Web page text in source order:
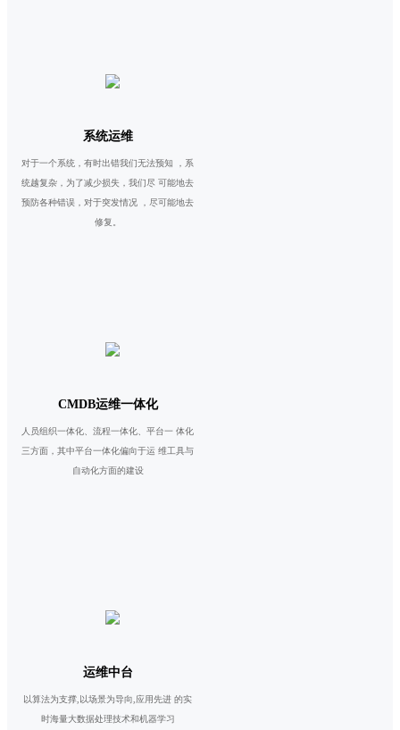
系统运维
对于一个系统，有时出错我们无法预知 ，系
统越复杂，为了减少损失，我们尽 可能地去
预防各种错误，对于突发情况 ，尽可能地去
修复。
CMDB运维一体化
人员组织一体化、流程一体化、平台一 体化
三方面，其中平台一体化偏向于运 维工具与
自动化方面的建设
运维中台
以算法为支撑,以场景为导向,应用先进 的实
时海量大数据处理技术和机器学习